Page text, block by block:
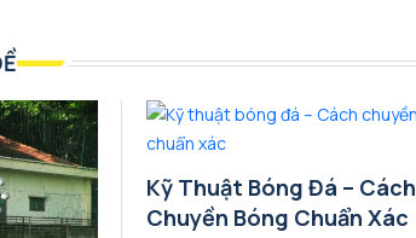
Kỹ Thuật Bóng Đá – Cách
Chuyền Bóng Chuẩn Xác